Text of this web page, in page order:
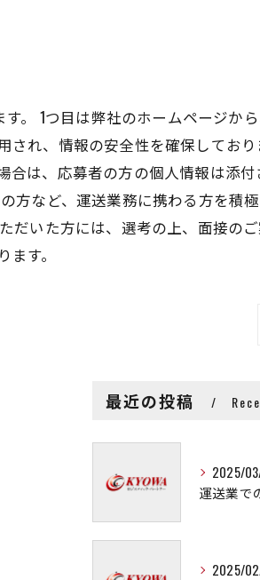
。 1つ目は弊社のホームページか
れ、情報の安全性を確保しており
合は、応募者の方の個人情報は添
方など、運送業務に携わる方を積
だいた方には、選考の上、面接の
す。
最近の投稿
2025/
2025/